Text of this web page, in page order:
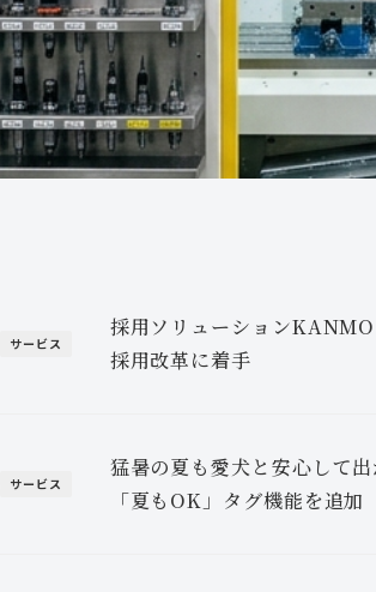
サービス
採用ソリューション
採用改革に着手
サービス
猛暑の夏も愛犬と安心して
「夏もOK」タグ機能を追加